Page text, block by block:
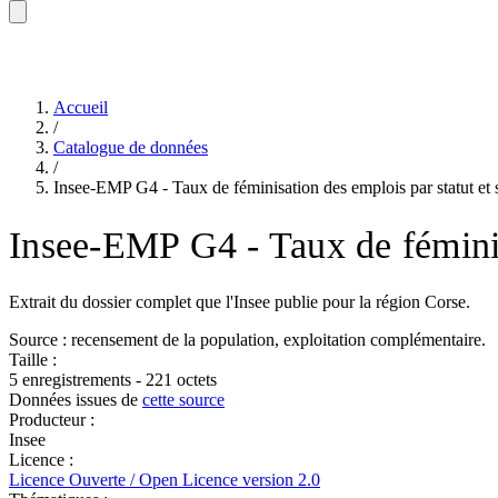
Accueil
/
Catalogue de données
/
Insee-EMP G4 - Taux de féminisation des emplois par statut et
Insee-EMP G4 - Taux de
Extrait du dossier complet que l'Insee publie pour la région Corse.
Source : recensement de la population, exploitation complémentaire.
Taille :
5 enregistrements - 221 octets
Données issues de cette source
Producteur :
Insee
Licence :
Licence Ouverte / Open Licence version 2.0